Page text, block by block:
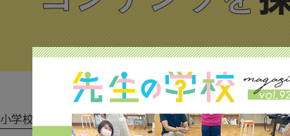
校種から探す テーマから探す
小学校 (293) 中学校 (261) 高校 (293) 一貫校 (65)